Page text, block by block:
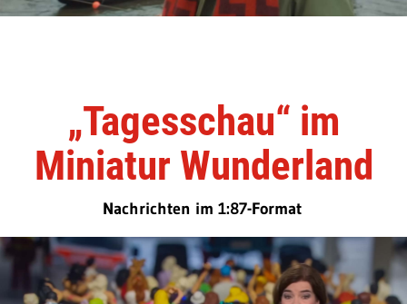
„Tagesschau“ im
Miniatur Wunderland
Nachrichten im 1:87-Format